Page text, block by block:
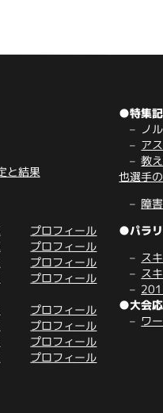
と結果
プロフィール
プロフィール
プロフィール
プロフィール
プロフィール
プロフィール
プロフィール
プロフィール
●特集
ノ
ア
教
也選手
障
●パラ
ス
ス
●大会
ワ